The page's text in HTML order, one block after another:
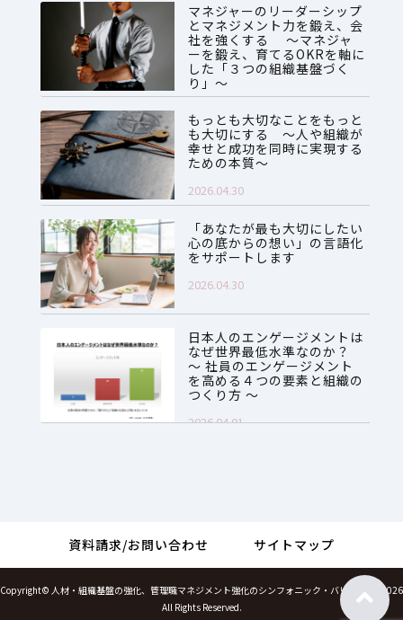
マネジャーのリーダーシップ
とマネジメント力を鍛え、会
社を強くする ～マネジャ
ーを鍛え、育てるOKRを軸に
した「３つの組織基盤づく
り」～
もっとも大切なことをもっと
も大切にする ～人や組織が
幸せと成功を同時に実現する
ための本質～
2026.04.30
「あなたが最も大切にしたい
心の底からの想い」の言語化
をサポートします
2026.04.30
日本人のエンゲージメントは
なぜ世界最低水準なのか？
～ 社員のエンゲージメント
を高める４つの要素と組織の
つくり方 ～
2026.04.01
資料請求/お問い合わせ サイトマップ
Copyright© 人材・組織基盤の強化、管理職マネジメント強化のシンフォニック・バリューズ
, 2026
All Rights Reserved.